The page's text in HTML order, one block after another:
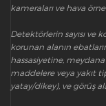
kameraları ve hava
Detektörlerin sayısı ve
korunan alanın
hassasiyetine,
maddelere veya yakıt
yatay/dikey), ve görüş